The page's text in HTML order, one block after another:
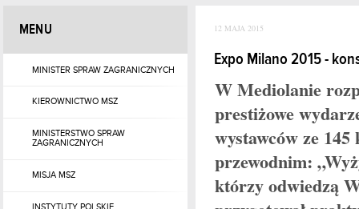
MENU
MINISTER SPRAW ZAGRANICZNYCH
KIEROWNICTWO MSZ
MINISTERSTWO SPRAW
ZAGRANICZNYCH
MISJA MSZ
INSTYTUTY POLSKIE
12 MAJA 2015
Expo Milano 2015 -
W Mediolanie
prestiżowe
wystawców ze
przewodnim:
którzy odwiedzą